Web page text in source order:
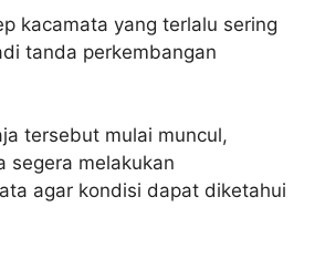
kacamata yang terlalu sering
tanda perkembangan
tersebut mulai muncul,
segera melakukan
agar kondisi dapat diketahui